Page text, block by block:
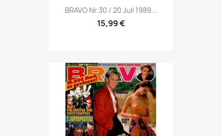
Vorschau
BRAVO Nr.30 / 20 Juli 1989...
15,99 €